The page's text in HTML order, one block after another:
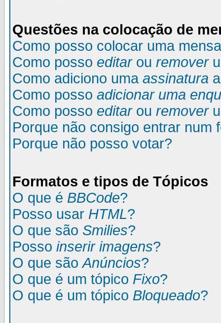
Questões na colocação de
Como posso colocar uma
Como posso editarou remover
Como adiciono uma assinatura
Como posso adicionar uma
Como posso editarou remover
Porque não consigo entrar num
Porque não posso votar?
Formatos e tipos de Tópicos
O que é BBCode?
Posso usar HTML?
O que são Smilies?
Posso inserir imagens?
O que sãoAnúncios?
O que é um tópico Fixo?
O que é um tópico Bloqueado?